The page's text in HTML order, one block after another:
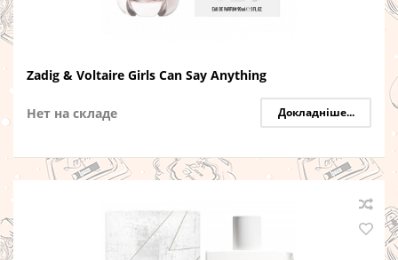
Zadig & Voltaire Girls Can Say Anything
Нет на складе Докладніше...